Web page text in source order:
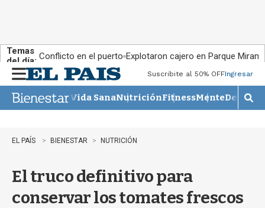
Temas
del día: Conflicto en el puerto Explotaron cajero en Parque
n
u
Suscribite al 50% OFFIngresar
Vida SanaNutriciónFitnessMente
M
o
EL PAÍS BIENESTAR NUTRICIÓN
El truco definitivo para
conservar los tomates frescos